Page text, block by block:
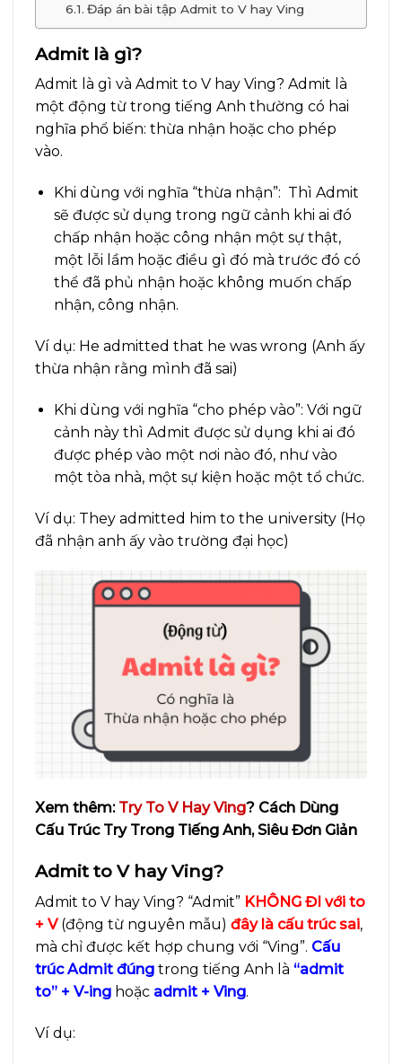
Đáp án bài tập Admit to V hay Ving
Admit là gì?
Admit là gì và Admit to V hay Ving? Admit là
một động từ trong tiếng Anh thường có hai
nghĩa phổ biến: thừa nhận hoặc cho phép
vào.
Khi dùng với nghĩa “thừa nhận”: Thì Admit
sẽ được sử dụng trong ngữ cảnh khi ai đó
chấp nhận hoặc công nhận một sự thật,
một lỗi lầm hoặc điều gì đó mà trước đó có
thể đã phủ nhận hoặc không muốn chấp
nhận, công nhận.
Ví dụ: He admitted that he was wrong (Anh ấy
thừa nhận rằng mình đã sai)
Khi dùng với nghĩa “cho phép vào”: Với ngữ
cảnh này thì Admit được sử dụng khi ai đó
được phép vào một nơi nào đó, như vào
một tòa nhà, một sự kiện hoặc một tổ chức.
Ví dụ: They admitted him to the university (Họ
đã nhận anh ấy vào trường đại học)
Xem thêm: Try To V Hay Ving? Cách Dùng
Cấu Trúc Try Trong Tiếng Anh, Siêu Đơn Giản
Admit to V hay Ving?
Admit to V hay Ving? “Admit” KHÔNG ĐI với to
+ V(động từ nguyên mẫu) đây là cấu trúc sai,
mà chỉ được kết hợp chung với “Ving”. Cấu
trúc Admit đúng trong tiếng Anh là “admit
to” + V-ing hoặc admit + Ving.
Ví dụ: